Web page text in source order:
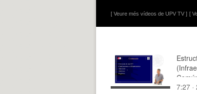
[ Veure més vídeos de UPV TV ] [
7:27 ·